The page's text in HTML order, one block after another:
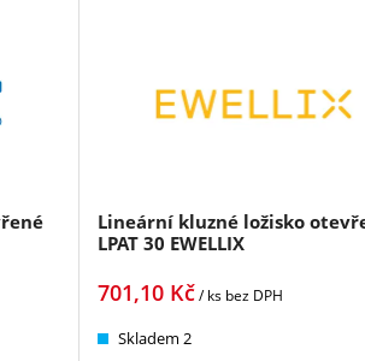
Lineární kluzné ložisko
LPAT 30 EWELLIX
701,10 Kč/ ks bez DPH
Skladem 2